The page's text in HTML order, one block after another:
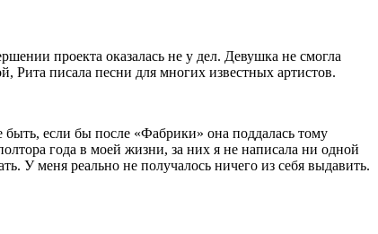
проекта оказалась не у дел. Девушка не смогла
Рита писала песни для многих известных артистов.
если бы после «Фабрики» она поддалась тому
года в моей жизни, за них я не написала ни одной
У меня реально не получалось ничего из себя выдавить.